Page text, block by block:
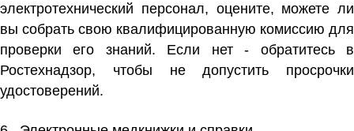
электротехнический персонал, оцените, можете ли
вы собрать свою квалифицированную комиссию для
проверки его знаний. Если нет - обратитесь в
Ростехнадзор, чтобы не допустить просрочки
удостоверений.